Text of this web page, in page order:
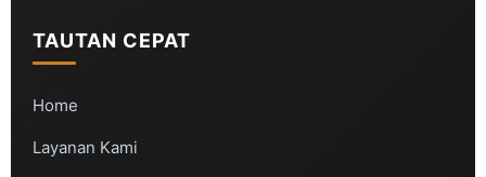
TAUTAN CEPAT
Home
Layanan Kami